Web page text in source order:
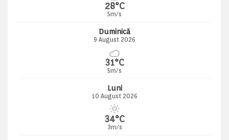
28°C
5m/s
Duminică
9 August 2026
31°C
5m/s
Luni
10 August 2026
34°C
3m/s